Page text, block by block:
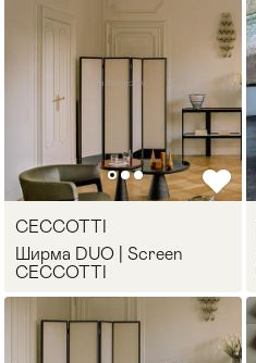
CECCOTTI
Ширма DUO | Screen
CECCOTTI